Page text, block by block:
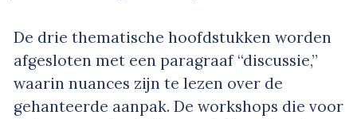
De drie thematische hoofdstukken worden
afgesloten met een paragraaf “discussie,”
waarin nuances zijn te lezen over de
gehanteerde aanpak. De workshops die voor